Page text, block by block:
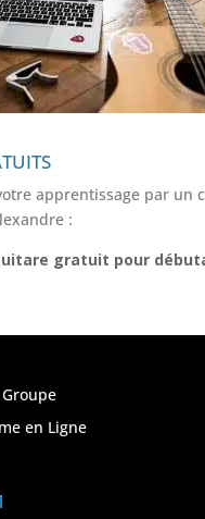
apprentissage par un
:
gratuit pour
en Ligne